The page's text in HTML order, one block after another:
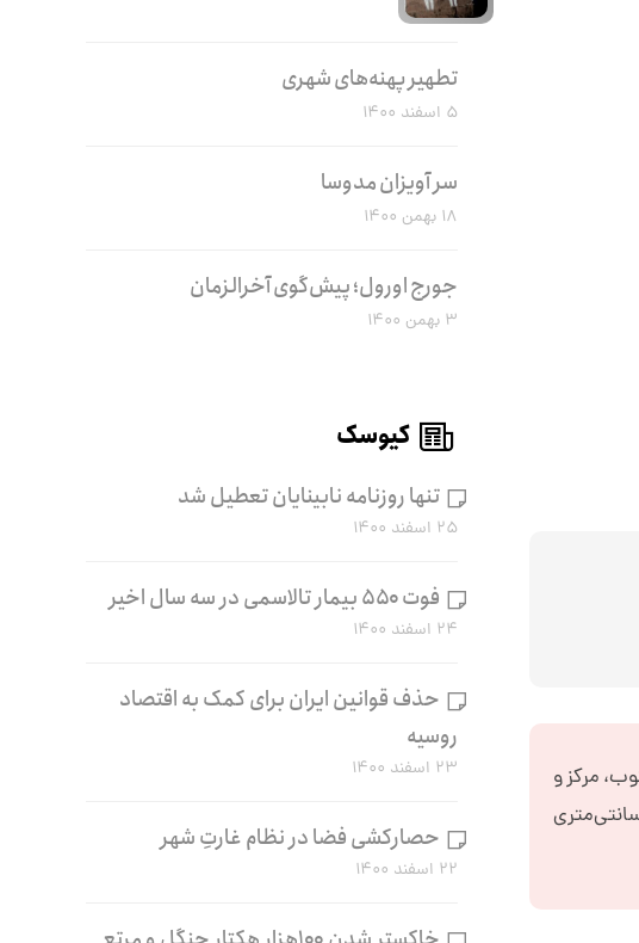
مرکز و
تطهیر پهنه‌های شهری
۵ اسفند ۱۴۰۰
سر آویزان مدوسا
۱۸ بهمن ۱۴۰۰
جورج اورول؛ پیش‌گوی آخرالزمان
۳ بهمن ۱۴۰۰
کیوسک
تنها روزنامه نابینایان تعطیل شد
۲۵ اسفند ۱۴۰۰
فوت ۵۵۰ بیمار تالاسمی در سه سال اخیر
۲۴ اسفند ۱۴۰۰
حذف قوانین ایران برای کمک به اقتصاد
روسیه
۲۳ اسفند ۱۴۰۰
حصارکشی فضا در نظام غارتِ شهر
۲۲ اسفند ۱۴۰۰